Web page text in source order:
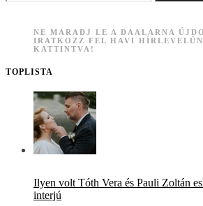
NE MARADJ LE A DAALARNA
IRATKOZZ FEL HAVI
KATTINTVA!
TOPLISTA
Ilyen volt Tóth Vera és Pauli Zoltán
interjú